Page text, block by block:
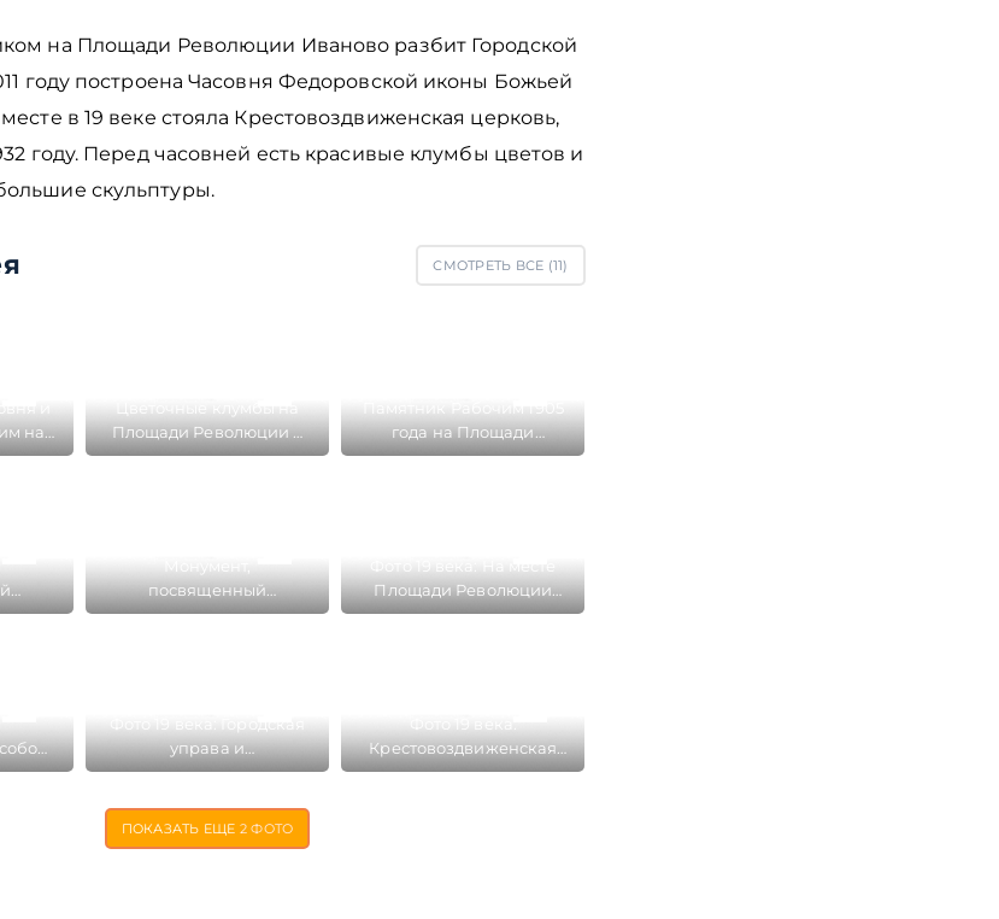
на Площади Революции Иваново разбит Городской
году построена Часовня Федоровской иконы Божьей
в 19 веке стояла Крестовоздвиженская церковь,
году. Перед часовней есть красивые клумбы цветов и
скульптуры.
СМОТРЕТЬ ВСЕ (11)
на
в
Площади Революции в
Иваново
года на Площади
Революции в Иваново
на
посвященный
революции 1905 года на
Площади Революции
Иваново находилась
управа и
Крестовоздвиженская
Площади Революции
Иваново
Крестовоздвиженская
церковь (разрушена в
ПОКАЗАТЬ ЕЩЕ 2 ФОТО